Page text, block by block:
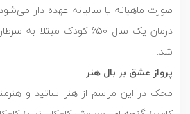
صورت ماهیانه یا سالیانه عهده دار
درمان یک سال 650 کودک
شد.
پرواز عشق بر بال هنر
محک در این مراسم از هنر اساتید و